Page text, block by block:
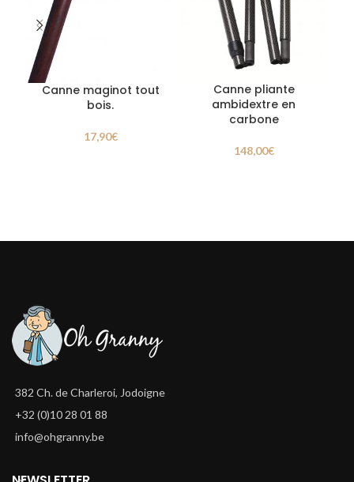
Canne maginot tout
bois.
17,90€
Canne pliante
ambidextre en
carbone
148,00€
382 Ch. de Charleroi, Jodoigne
+32 (0)10 28 01 88
info@ohgranny.be